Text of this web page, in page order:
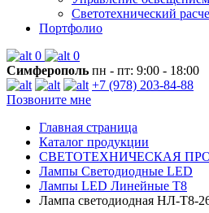
Светотехнический
Портфолио
0
0
Симферополь пн - пт: 9:00 - 18:00
+7 (978) 203-84-88
Позвоните мне
Главная страница
Каталог продукции
СВЕТОТЕХНИЧЕСКАЯ
Лампы Светодиодные LED
Лампы LED Линейные T8
Лампа светодиодная НЛ-Т8-